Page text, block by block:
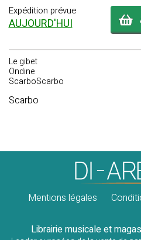
Expédition prévue
AUJOURD'HUI
Le gibet
Ondine
ScarboScarbo
Scarbo
Mentions légales
Librairie musicale et